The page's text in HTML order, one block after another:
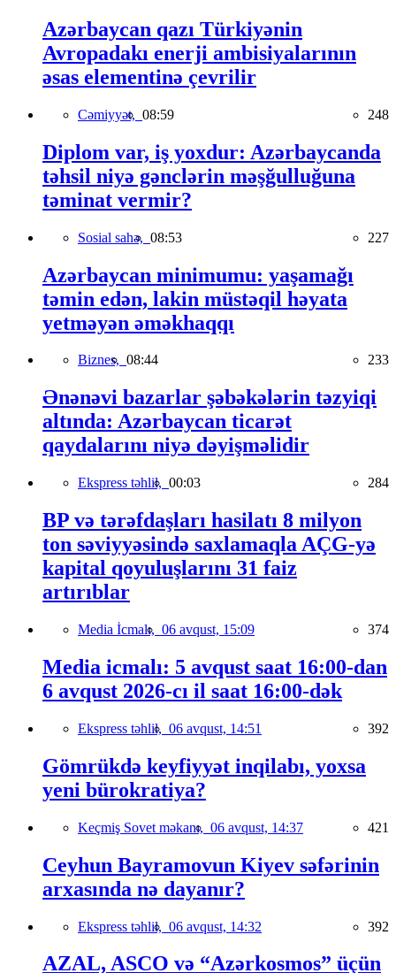
Azərbaycan qazı Türkiyənin
Avropadakı enerji ambisiyalarının
əsas elementinə çevrilir
Cəmiyyət, 08:59 248
Diplom var, iş yoxdur: Azərbaycanda
təhsil niyə gənclərin məşğulluğuna
təminat vermir?
Sosial sahə, 08:53 227
Azərbaycan minimumu: yaşamağı
təmin edən, lakin müstəqil həyata
yetməyən əməkhaqqı
Biznes, 08:44 233
Ənənəvi bazarlar şəbəkələrin təzyiqi
altında: Azərbaycan ticarət
qaydalarını niyə dəyişməlidir
Ekspress təhlil, 00:03 284
BP və tərəfdaşları hasilatı 8 milyon
ton səviyyəsində saxlamaqla AÇG-yə
kapital qoyuluşlarını 31 faiz
artırıblar
Media İcmalı, 06 avqust, 15:09 374
Media icmalı: 5 avqust saat 16:00-dan
6 avqust 2026-cı il saat 16:00-dək
Ekspress təhlil, 06 avqust, 14:51 392
Gömrükdə keyfiyyət inqilabı, yoxsa
yeni bürokratiya?
Keçmiş Sovet məkanı, 06 avqust, 14:37 421
Ceyhun Bayramovun Kiyev səfərinin
arxasında nə dayanır?
Ekspress təhlil, 06 avqust, 14:32 392
AZAL, ASCO və “Azərkosmos” üçün